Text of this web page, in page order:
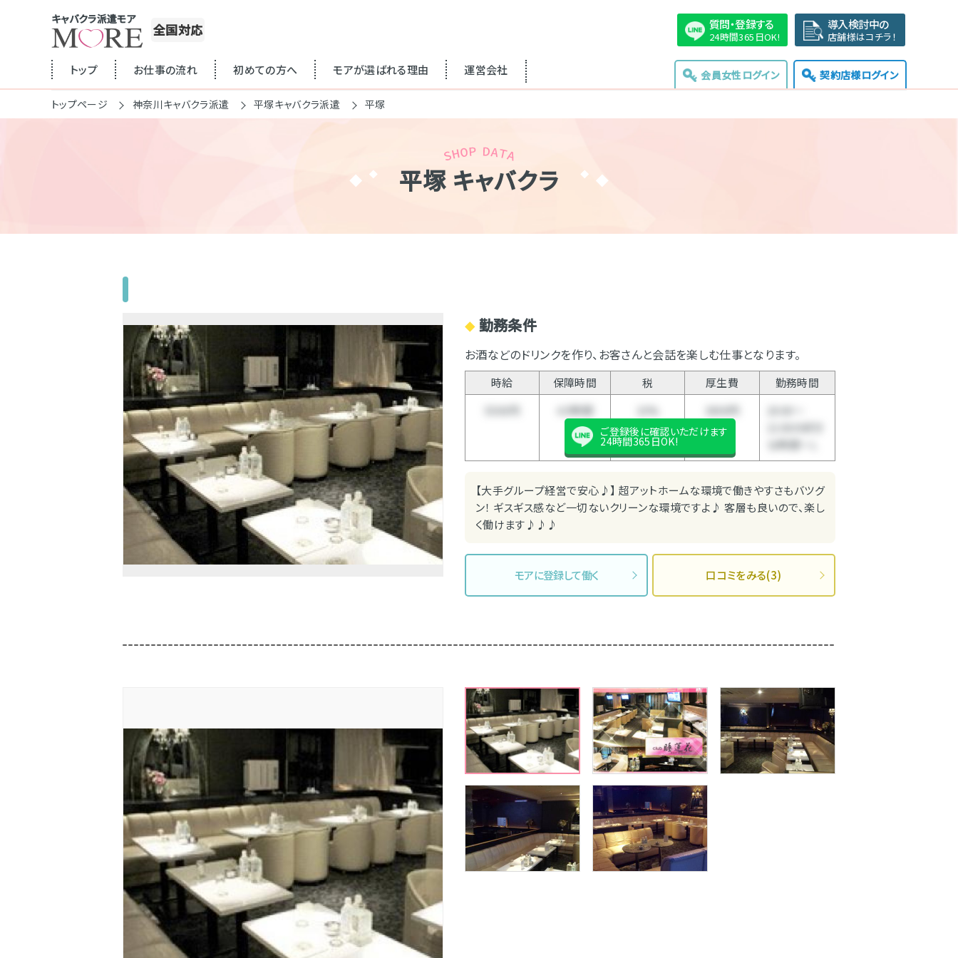
キャバクラ派遣モア
全国対応 質問・登録する
24時間365日OK!
導入検討中の
店舗様はコチラ！
トップ お仕事の流れ 初めての方へ モアが選ばれる理由 運営会社 会員女性ログイン 契約店様ログイン
トップページ 神奈川キャバクラ派遣 平塚キャバクラ派遣 平塚
平塚 キャバクラ
◆勤務条件
お酒などのドリンクを作り、お客さんと会話を楽しむ仕事となります。
時給 保障時間 税 厚生費
勤務時間
4.5時間
ご登録後に確認いただけます
24時間365日OK!
【大手グループ経営で安心♪】 超アットホームな環境で働きやすさもバツグ
ン！ ギスギス感など一切ないクリーンな環境ですよ♪ 客層も良いので、楽し
く働けます♪♪♪
モアに登録して働く 口コミをみる(3)